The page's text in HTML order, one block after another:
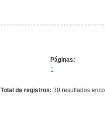
Páginas:
1
Total de registros: 30 resultados